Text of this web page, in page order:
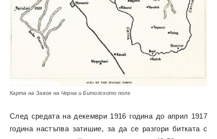
Карта на Завоя на Черна и Битолското поле
След средата на декември 1916 година до април 1917
година настъпва затишие, за да се разгори битката с